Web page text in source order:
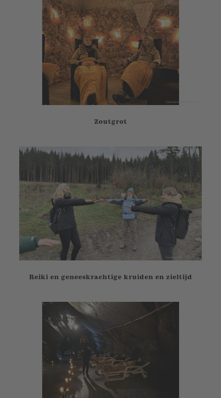
Zoutgrot
Reiki en geneeskrachtige kruiden en zieltijd